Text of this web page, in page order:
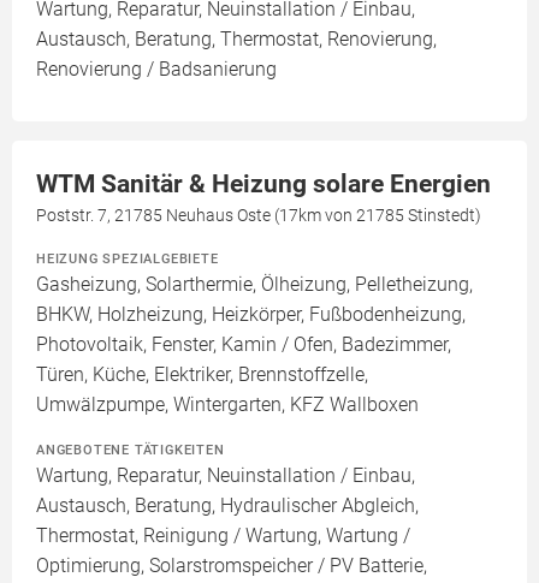
Wartung, Reparatur, Neuinstallation / Einbau,
Austausch, Beratung, Thermostat, Renovierung,
Renovierung / Badsanierung
WTM Sanitär & Heizung solare Energien
Poststr. 7, 21785 Neuhaus Oste (17km von 21785 Stinstedt)
HEIZUNG SPEZIALGEBIETE
Gasheizung, Solarthermie, Ölheizung, Pelletheizung,
BHKW, Holzheizung, Heizkörper, Fußbodenheizung,
Photovoltaik, Fenster, Kamin / Ofen, Badezimmer,
Türen, Küche, Elektriker, Brennstoffzelle,
Umwälzpumpe, Wintergarten, KFZ Wallboxen
ANGEBOTENE TÄTIGKEITEN
Wartung, Reparatur, Neuinstallation / Einbau,
Austausch, Beratung, Hydraulischer Abgleich,
Thermostat, Reinigung / Wartung, Wartung /
Optimierung, Solarstromspeicher / PV Batterie,